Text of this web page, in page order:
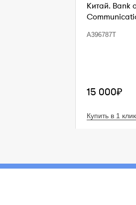
Китай. Bank
A396787T
15 000₽
Купить в 1 клик